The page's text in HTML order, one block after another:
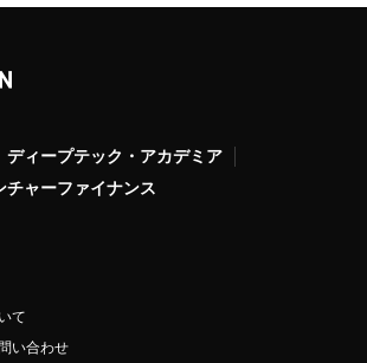
ディープテック・アカデミア
チャーファイナンス
て
い合わせ